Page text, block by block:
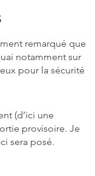
remarqué que
notamment sur
pour la sécurité
(d’ici une
provisoire. Je
sera posé.